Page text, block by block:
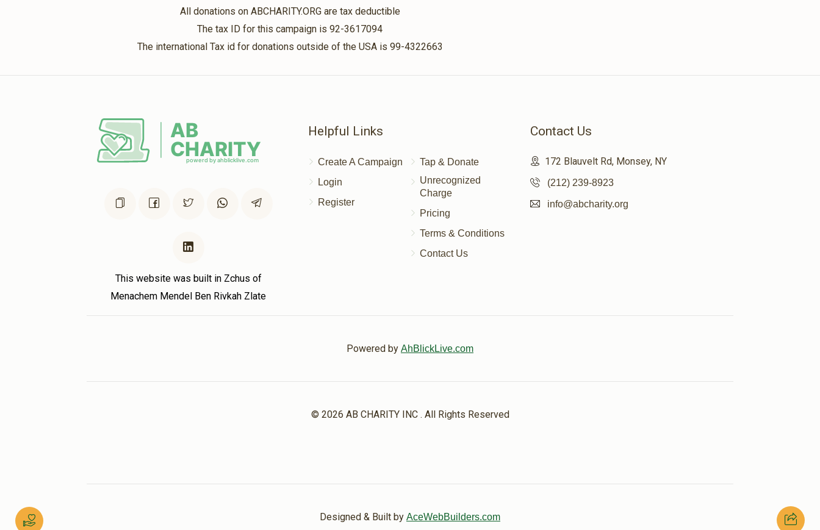
All donations on ABCHARITY.ORG are tax deductible
The tax ID for this campaign is 92-3617094
The international Tax id for donations outside of the USA is 99-4322663
This website was built in Zchus of
Menachem Mendel Ben Rivkah Zlate
Helpful Links
Create A Campaign
Login
Register
Tap & Donate
Unrecognized
Charge
Pricing
Terms & Conditions
Contact Us
Contact Us
172 Blauvelt Rd, Monsey, NY
(212) 239-8923
info@abcharity.org
Powered by AhBlickLive.com
© 2026 AB CHARITY INC . All Rights Reserved
Designed & Built by AceWebBuilders.com